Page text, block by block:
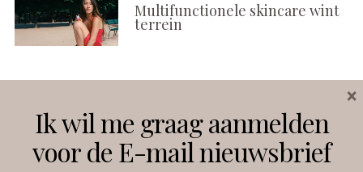
Multifunctionele skincare wint
terrein
Instagram Facebook
Ik wil me graag aanmelden
voor de E-mail nieuwsbrief
×